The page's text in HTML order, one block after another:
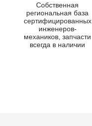
Собственная
региональная база
сертифицированных
инженеров-
механиков, запчасти
всегда в наличии